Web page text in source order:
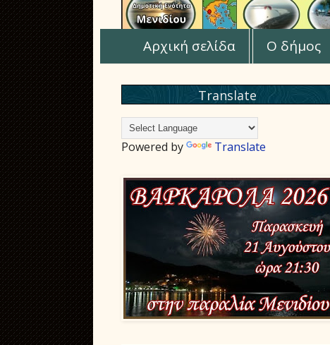
Αρχική σελίδα Ο δήμος
Translate
Powered by Translate